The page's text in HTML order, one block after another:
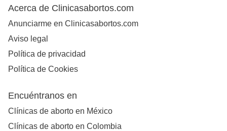
Acerca de Clinicasabortos.com
Anunciarme en Clinicasabortos.com
Aviso legal
Política de privacidad
Política de Cookies
Encuéntranos en
Clínicas de aborto en México
Clínicas de aborto en Colombia